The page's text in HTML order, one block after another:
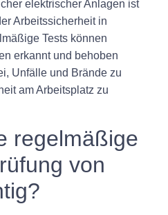
elektrischer Anlagen ist
Arbeitssicherheit in
Tests können
erkannt und behoben
Unfälle und Brände zu
am Arbeitsplatz zu
regelmäßige
von